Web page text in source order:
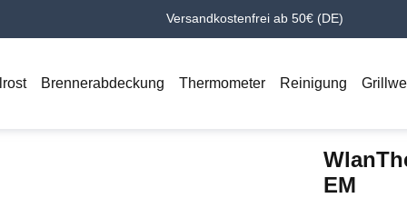
Versandkostenfrei ab 50€ (DE)
Brennerabdeckung Thermometer Reinigung
EM